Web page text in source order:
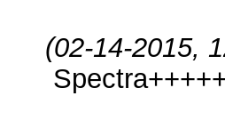
(02-14-2015,